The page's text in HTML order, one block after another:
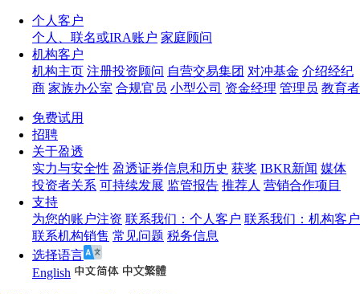
个人客户
个人、联名或IRA账户 家庭顾问
机构客户
机构主页 注册投资顾问 自营交易集团 对冲基金 介绍经纪
商 家族办公室 合规官员 小型公司 资金经理 管理员 教育者
免费试用
招聘
关于盈透
实力与安全性 盈透证券信息和历史 获奖 IBKR新闻 媒体
投资者关系 可持续发展 监管报告 推荐人 营销合作项目
支持
为您的账户注资 联系我们：个人客户 联系我们：机构客户
联系机构销售 常见问题 税务信息
选择语言
English